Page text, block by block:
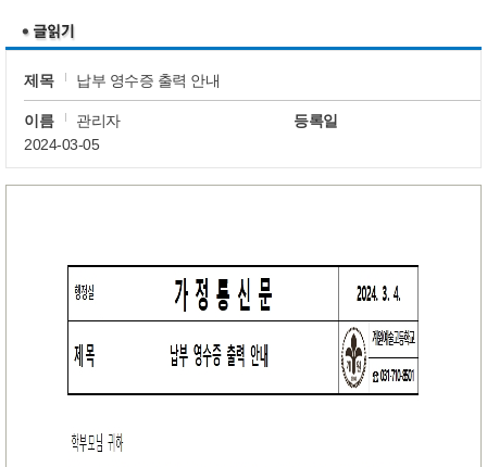
제목 납부 영수증 출력 안내
이름 관리자
등록일
2024-03-05